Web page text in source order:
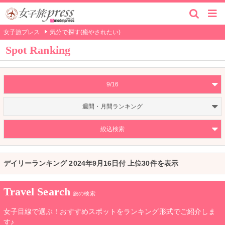
女子旅プレス 気分で探す(癒やされたい)
Spot Ranking
9/16
週間・月間ランキング
絞込検索
デイリーランキング 2024年9月16日付 上位30件を表示
Travel Search 旅の検索
女子目線で選ぶ！おすすめスポットをランキング形式でご紹介しま
す♪